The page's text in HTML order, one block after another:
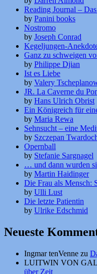
Reading Journal –
by Panini books
Nostromo
by Joseph Conrad
Kegeljungen-
Ganz zu schweigen
by Philippe Djian
Ist es Liebe
by Valery
JR. La Caverne du
by Hans Ulrich Obrist
Ein Königreich für
by Maria Rewa
Sehnsucht – eine
by Szczepan
Opernball
by Stefanie Sargnagel
… und dann wurden
by Martin Haidinger
Die Frau als Mensch:
by Ulli Lust
Die letzte Patientin
by Ulrike Edschmid
Neueste
Ingmar tenVenne zu
LUITWIN VON
über Zeit